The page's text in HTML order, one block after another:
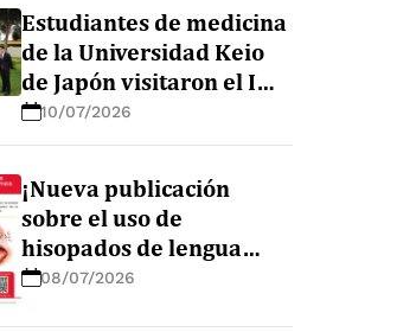
Estudiantes de medicina
de la Universidad Keio
de Japón visitaron el IMT
AvH para conocer sus
líneas de investigación
10/07/2026
¡Nueva publicación
sobre el uso de
hisopados de lengua
para el diagnóstico de la
08/07/2026